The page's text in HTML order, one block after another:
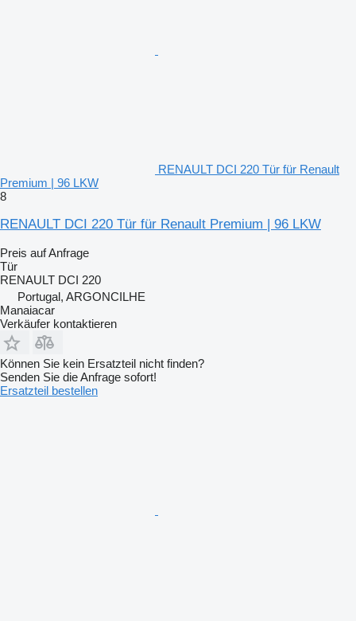
RENAULT DCI 220 Tür für Renault
Premium | 96 LKW
8
RENAULT DCI 220 Tür für Renault Premium | 96 LKW
Preis auf Anfrage
Tür
RENAULT DCI 220
Portugal, ARGONCILHE
Manaiacar
Verkäufer kontaktieren
Können Sie kein Ersatzteil nicht finden?
Senden Sie die Anfrage sofort!
Ersatzteil bestellen